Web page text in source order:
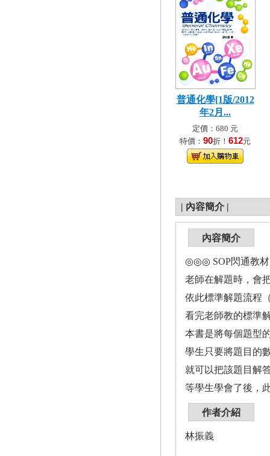
普通化學[1版/2012
年2月...
定價：680 元
特價： 90折！ 612元
| 內容簡介 |
內容簡介
◎◎◎ SOP閃通教
老師在解題時，會
依此標準解題流程
看完老師教的標準
本書是將每個題型
學生只要將題目的
就可以把該題目解
等學生學會了後，
作者介紹
林振義